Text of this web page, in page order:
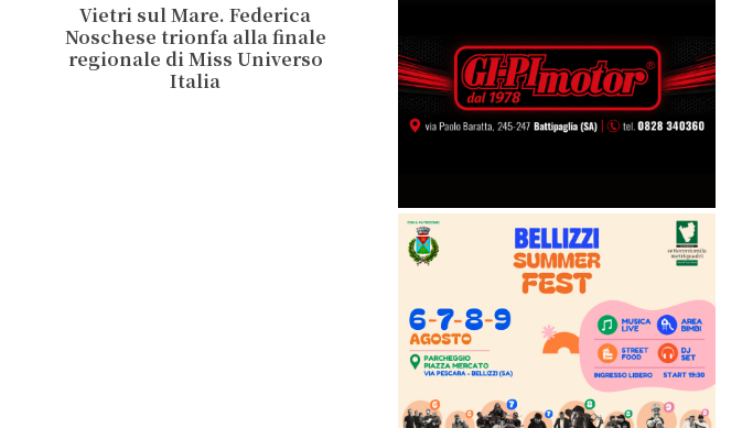
Vietri sul Mare. Federica
Noschese trionfa alla finale
regionale di Miss Universo
Italia